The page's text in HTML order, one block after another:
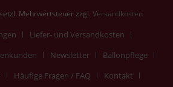
Mehrwertsteuer zzgl. Versandkosten
Liefer- und Versandkosten
Newsletter
Ballonpflege
Häufige Fragen / FAQ Kontakt